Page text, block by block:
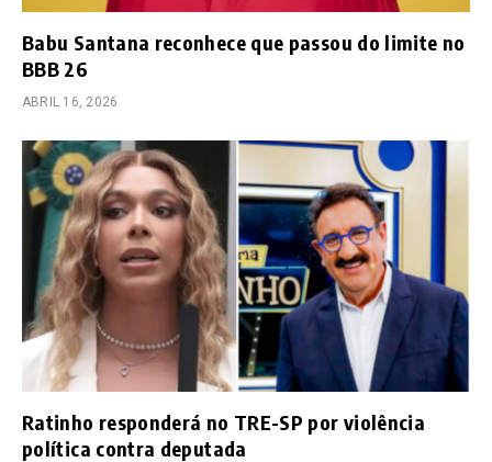
Babu Santana reconhece que passou do limite no
BBB 26
ABRIL 16, 2026
Ratinho responderá no TRE-SP por violência
política contra deputada